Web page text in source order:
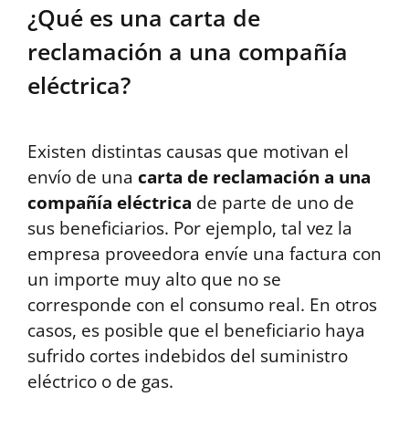
¿Qué es una carta de
reclamación a una compañía
eléctrica?
Existen distintas causas que motivan el
envío de una carta de reclamación a una
compañía eléctrica de parte de uno de
sus beneficiarios. Por ejemplo, tal vez la
empresa proveedora envíe una factura con
un importe muy alto que no se
corresponde con el consumo real. En otros
casos, es posible que el beneficiario haya
sufrido cortes indebidos del suministro
eléctrico o de gas.